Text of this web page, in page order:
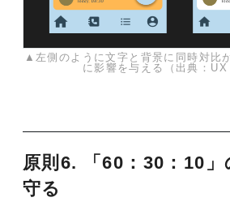
▲左側のように文字と背景に同時対比
に影響を与える（出典：UX
原則6. 「60：30：10」
守る